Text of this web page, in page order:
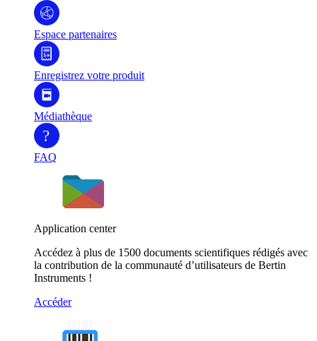
Espace partenaires
Enregistrez votre produit
Médiathèque
?
FAQ
Application center
Accédez à plus de 1500 documents scientifiques rédigés avec
la contribution de la communauté d’utilisateurs de Bertin
Instruments !
Accéder